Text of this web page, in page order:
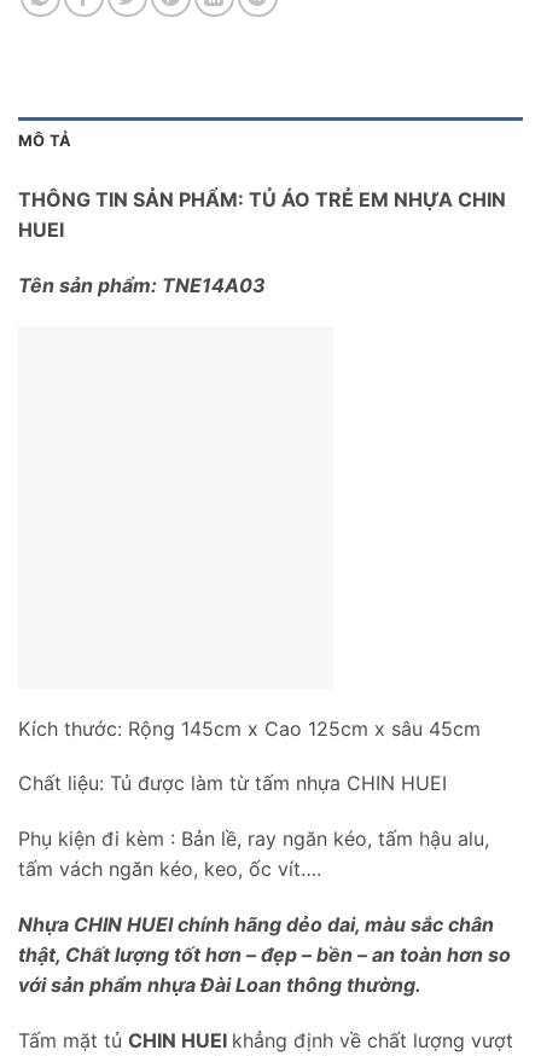
MÔ TẢ
THÔNG TIN SẢN PHẨM: TỦ ÁO TRẺ EM NHỰA CHIN
HUEI
Tên sản phẩm: TNE14A03
Kích thước: Rộng 145cm x Cao 125cm x sâu 45cm
Chất liệu: Tủ được làm từ tấm nhựa CHIN HUEI
Phụ kiện đi kèm : Bản lề, ray ngăn kéo, tấm hậu alu,
tấm vách ngăn kéo, keo, ốc vít….
Nhựa CHIN HUEI chính hãng dẻo dai, màu sắc chân
thật, Chất lượng tốt hơn – đẹp – bền – an toàn hơn so
với sản phẩm nhựa Đài Loan thông thường.
Tấm mặt tủ CHIN HUEI khẳng định về chất lượng vượt